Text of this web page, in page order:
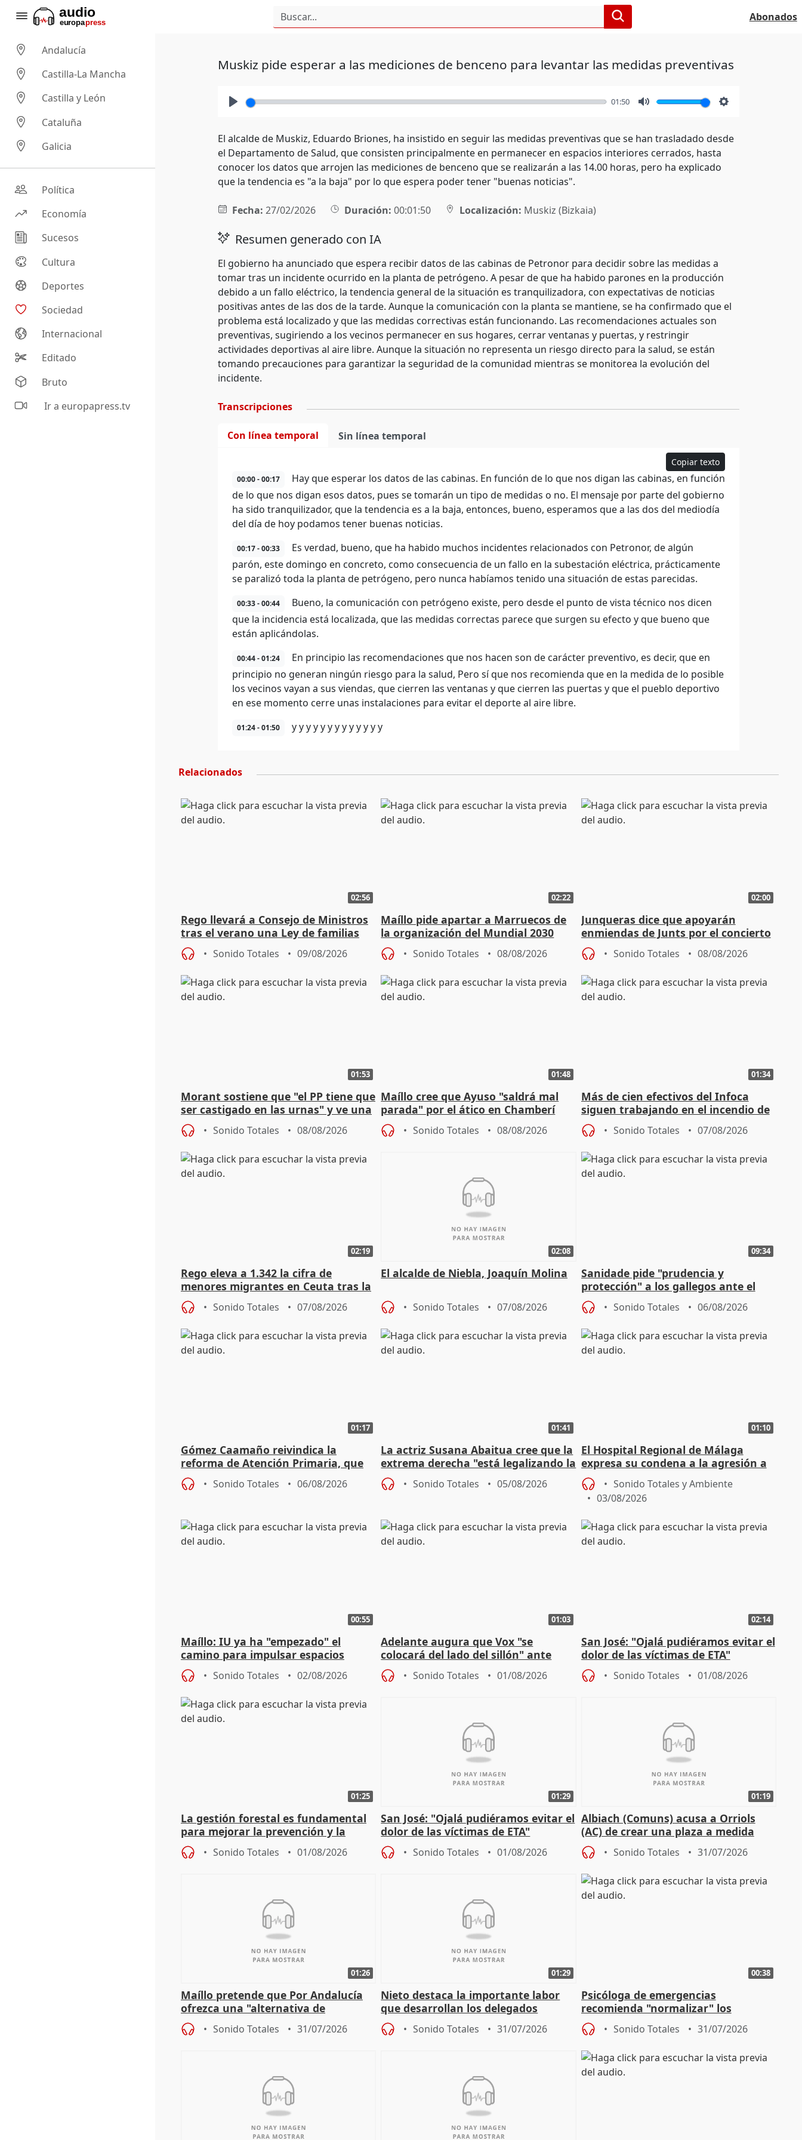
Abonados
Andalucía
Castilla-La Mancha
Castilla y León
Cataluña
Galicia
Política
Economía
Sucesos
Cultura
Deportes
Sociedad
Internacional
Editado
Bruto
Ir a europapress.tv
Muskiz pide esperar a las mediciones de benceno para levantar las medidas preventivas
01:50
El alcalde de Muskiz, Eduardo Briones, ha insistido en seguir las medidas preventivas que se han trasladado desde
el Departamento de Salud, que consisten principalmente en permanecer en espacios interiores cerrados, hasta
conocer los datos que arrojen las mediciones de benceno que se realizarán a las 14.00 horas, pero ha explicado
que la tendencia es "a la baja" por lo que espera poder tener "buenas noticias".
Fecha: 27/02/2026 Duración: 00:01:50 Localización: Muskiz (Bizkaia)
Resumen generado con IA
El gobierno ha anunciado que espera recibir datos de las cabinas de Petronor para decidir sobre las medidas a
tomar tras un incidente ocurrido en la planta de petrógeno. A pesar de que ha habido parones en la producción
debido a un fallo eléctrico, la tendencia general de la situación es tranquilizadora, con expectativas de noticias
positivas antes de las dos de la tarde. Aunque la comunicación con la planta se mantiene, se ha confirmado que el
problema está localizado y que las medidas correctivas están funcionando. Las recomendaciones actuales son
preventivas, sugiriendo a los vecinos permanecer en sus hogares, cerrar ventanas y puertas, y restringir
actividades deportivas al aire libre. Aunque la situación no representa un riesgo directo para la salud, se están
tomando precauciones para garantizar la seguridad de la comunidad mientras se monitorea la evolución del
incidente.
Transcripciones
Con línea temporal Sin línea temporal
Copiar texto
00:00 - 00:17
Hay que esperar los datos de las cabinas. En función de lo que nos digan las cabinas, en función
de lo que nos digan esos datos, pues se tomarán un tipo de medidas o no. El mensaje por parte del gobierno
ha sido tranquilizador, que la tendencia es a la baja, entonces, bueno, esperamos que a las dos del mediodía
del día de hoy podamos tener buenas noticias.
00:17 - 00:33
Es verdad, bueno, que ha habido muchos incidentes relacionados con Petronor, de algún
parón, este domingo en concreto, como consecuencia de un fallo en la subestación eléctrica, prácticamente
se paralizó toda la planta de petrógeno, pero nunca habíamos tenido una situación de estas parecidas.
00:33 - 00:44
Bueno, la comunicación con petrógeno existe, pero desde el punto de vista técnico nos dicen
que la incidencia está localizada, que las medidas correctas parece que surgen su efecto y que bueno que
están aplicándolas.
00:44 - 01:24
En principio las recomendaciones que nos hacen son de carácter preventivo, es decir, que en
principio no generan ningún riesgo para la salud, Pero sí que nos recomienda que en la medida de lo posible
los vecinos vayan a sus viendas, que cierren las ventanas y que cierren las puertas y que el pueblo deportivo
en ese momento cerre unas instalaciones para evitar el deporte al aire libre.
01:24 - 01:50 y y y y y y y y y y y y y
Relacionados
02:56
Rego llevará a Consejo de Ministros
tras el verano una Ley de familias
acogedoras
Sonido Totales 09/08/2026
02:22
Maíllo pide apartar a Marruecos de
la organización del Mundial 2030
Sonido Totales 08/08/2026
02:00
Junqueras dice que apoyarán
enmiendas de Junts por el concierto
en el trámite de financiación
Sonido Totales 08/08/2026
01:53
Morant sostiene que "el PP tiene que
ser castigado en las urnas" y ve una
"pulsión de cambio"
Sonido Totales 08/08/2026
01:48
Maíllo cree que Ayuso "saldrá mal
parada" por el ático en Chamberí
Sonido Totales 08/08/2026
01:34
Más de cien efectivos del Infoca
siguen trabajando en el incendio de
Niebla (Huelva)
Sonido Totales 07/08/2026
02:19
Rego eleva a 1.342 la cifra de
menores migrantes en Ceuta tras la
entrada masiva
Sonido Totales 07/08/2026
02:08
El alcalde de Niebla, Joaquín Molina
Sonido Totales 07/08/2026
09:34
Sanidade pide "prudencia y
protección" a los gallegos ante el
eclipse del 12 de agosto
Sonido Totales 06/08/2026
01:17
Gómez Caamaño reivindica la
reforma de Atención Primaria, que
reforzará la autogestión
Sonido Totales 06/08/2026
01:41
La actriz Susana Abaitua cree que la
extrema derecha "está legalizando la
homofobia"
Sonido Totales 05/08/2026
01:10
El Hospital Regional de Málaga
expresa su condena a la agresión a
dos enfermeras de Urgencias
Sonido Totales y Ambiente
03/08/2026
00:55
Maíllo: IU ya ha "empezado" el
camino para impulsar espacios
unitarios para las municipales
Sonido Totales 02/08/2026
01:03
Adelante augura que Vox "se
colocará del lado del sillón" ante
iniciativas de la oposición
Sonido Totales 01/08/2026
02:14
San José: "Ojalá pudiéramos evitar el
dolor de las víctimas de ETA"
Sonido Totales 01/08/2026
01:25
La gestión forestal es fundamental
para mejorar la prevención y la
actuación frente a incendios
Sonido Totales 01/08/2026
01:29
San José: "Ojalá pudiéramos evitar el
dolor de las víctimas de ETA"
Sonido Totales 01/08/2026
01:19
Albiach (Comuns) acusa a Orriols
(AC) de crear una plaza a medida
para su hija en Ripoll (Girona)
Sonido Totales 31/07/2026
01:26
Maíllo pretende que Por Andalucía
ofrezca una "alternativa de
gobierno" con su labor de oposición
Sonido Totales 31/07/2026
01:29
Nieto destaca la importante labor
que desarrollan los delegados
territoriales de la Junta
Sonido Totales 31/07/2026
00:38
Psicóloga de emergencias
recomienda "normalizar" los
síntomas tras sufrir un incendio
Sonido Totales 31/07/2026